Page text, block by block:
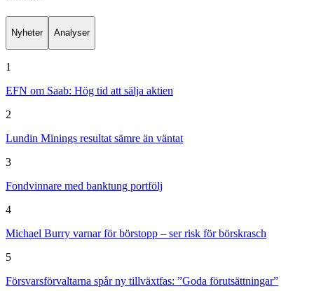
Nyheter Analyser
1
EFN om Saab: Hög tid att sälja aktien
2
Lundin Minings resultat sämre än väntat
3
Fondvinnare med banktung portfölj
4
Michael Burry varnar för börstopp – ser risk för börskrasch
5
Försvarsförvaltarna spår ny tillväxtfas: ”Goda förutsättningar”